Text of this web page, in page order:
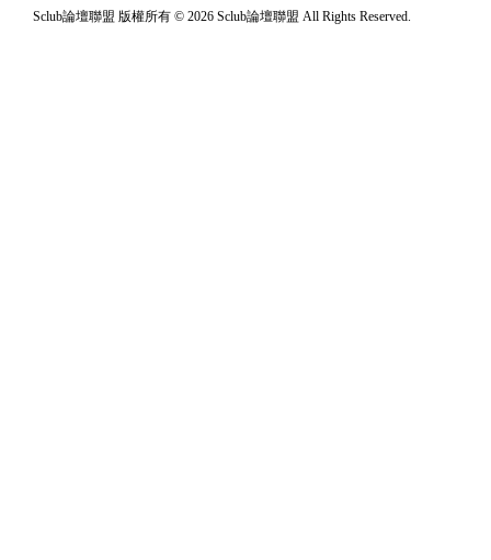
Sclub論壇聯盟 版權所有 © 2026 Sclub論壇聯盟 All Rights Reserved.